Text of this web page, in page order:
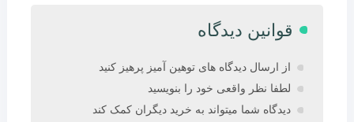
قوانین دیدگاه
از ارسال دیدگاه های توهین آمیز پرهیز کنید
لطفا نظر واقعی خود را بنویسید
دیدگاه شما میتواند به خرید دیگران کمک کند